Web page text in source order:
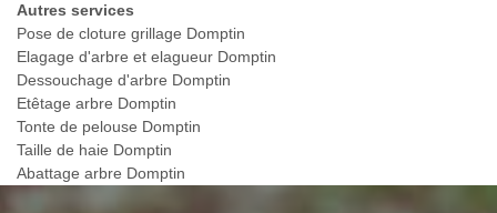
Autres services
Pose de cloture grillage Domptin
Elagage d'arbre et elagueur Domptin
Dessouchage d'arbre Domptin
Etêtage arbre Domptin
Tonte de pelouse Domptin
Taille de haie Domptin
Abattage arbre Domptin